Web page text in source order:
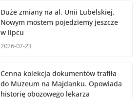
Duże zmiany na al. Unii Lubelskiej.
Nowym mostem pojedziemy jeszcze
w lipcu
2026-07-23
Cenna kolekcja dokumentów trafiła
do Muzeum na Majdanku. Opowiada
historię obozowego lekarza